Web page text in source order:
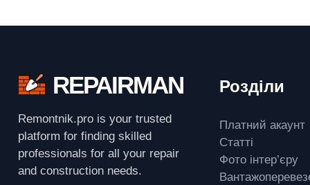
REPAIRMAN
Remontnik.pro is your trusted
platform for finding skilled
professionals for all your repair
and construction needs.
Розділи
Платний акаунт
Статті
Фото інтер’єру